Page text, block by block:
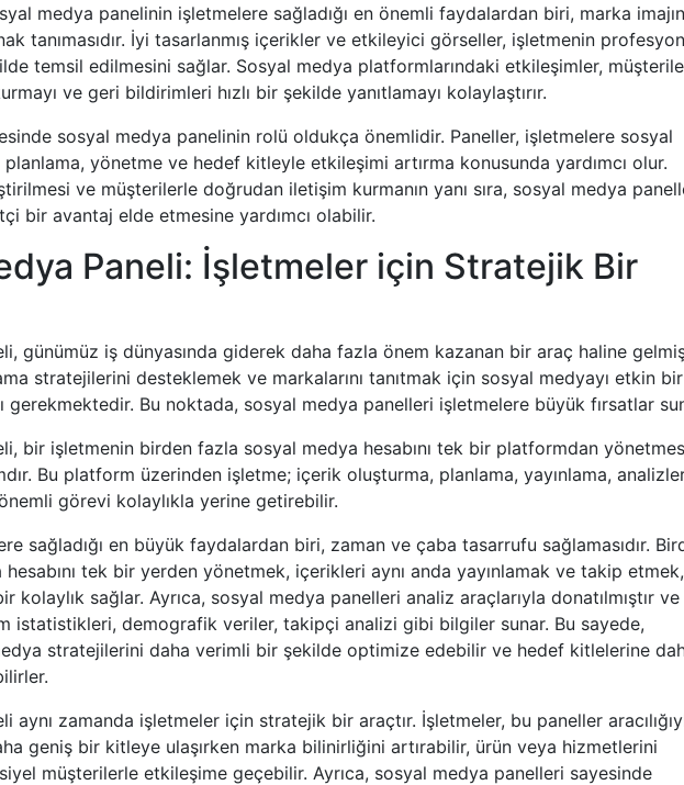
medya panelinin işletmelere sağladığı en önemli faydalardan biri, marka
tanımasıdır. İyi tasarlanmış içerikler ve etkileyici görseller, işletmenin
temsil edilmesini sağlar. Sosyal medya platformlarındaki etkileşimler,
ve geri bildirimleri hızlı bir şekilde yanıtlamayı kolaylaştırır.
sosyal medya panelinin rolü oldukça önemlidir. Paneller, işletmelere sosyal
yönetme ve hedef kitleyle etkileşimi artırma konusunda yardımcı olur.
ve müşterilerle doğrudan iletişim kurmanın yanı sıra, sosyal medya
bir avantaj elde etmesine yardımcı olabilir.
Paneli: İşletmeler için Stratejik Bir
günümüz iş dünyasında giderek daha fazla önem kazanan bir araç haline
stratejilerini desteklemek ve markalarını tanıtmak için sosyal medyayı etkin bir
gerekmektedir. Bu noktada, sosyal medya panelleri işletmelere büyük fırsatlar
bir işletmenin birden fazla sosyal medya hesabını tek bir platformdan
Bu platform üzerinden işletme; içerik oluşturma, planlama, yayınlama,
görevi kolaylıkla yerine getirebilir.
sağladığı en büyük faydalardan biri, zaman ve çaba tasarrufu sağlamasıdır.
tek bir yerden yönetmek, içerikleri aynı anda yayınlamak ve takip etmek,
kolaylık sağlar. Ayrıca, sosyal medya panelleri analiz araçlarıyla donatılmıştır ve
istatistikleri, demografik veriler, takipçi analizi gibi bilgiler sunar. Bu sayede,
stratejilerini daha verimli bir şekilde optimize edebilir ve hedef kitlelerine
aynı zamanda işletmeler için stratejik bir araçtır. İşletmeler, bu paneller
geniş bir kitleye ulaşırken marka bilinirliğini artırabilir, ürün veya hizmetlerini
müşterilerle etkileşime geçebilir. Ayrıca, sosyal medya panelleri sayesinde